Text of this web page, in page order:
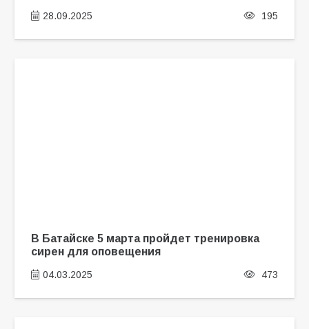
28.09.2025 195
В Батайске 5 марта пройдет тренировка
сирен для оповещения
04.03.2025 473